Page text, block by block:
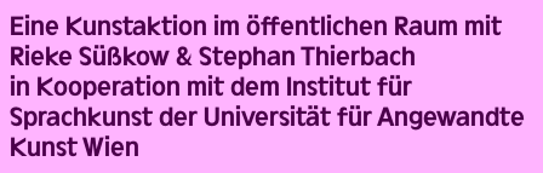
Back
Eine Kunstaktion im öffentlichen Raum mit
Rieke Süßkow & Stephan Thierbach
in Kooperation mit dem Institut für
Sprachkunst der Universität für Angewandte
Kunst Wien